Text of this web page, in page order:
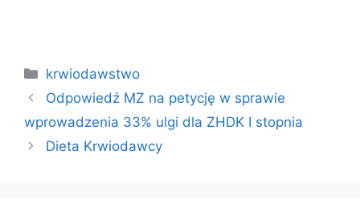
Kategorie
krwiodawstwo
Odpowiedź MZ na petycję w sprawie
wprowadzenia 33% ulgi dla ZHDK I stopnia
Dieta Krwiodawcy